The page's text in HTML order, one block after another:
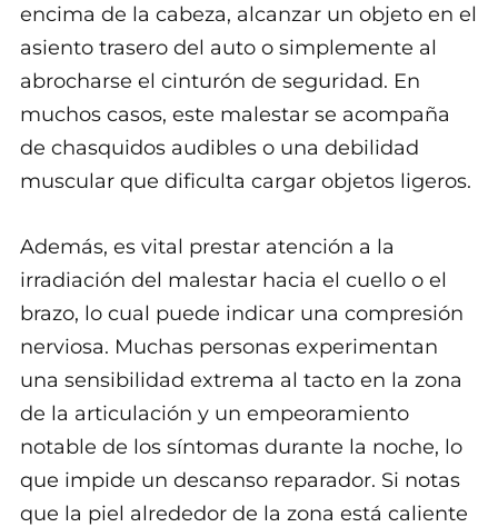
encima de la cabeza, alcanzar un objeto en el
asiento trasero del auto o simplemente al
abrocharse el cinturón de seguridad. En
muchos casos, este malestar se acompaña
de chasquidos audibles o una debilidad
muscular que dificulta cargar objetos ligeros.
Además, es vital prestar atención a la
irradiación del malestar hacia el cuello o el
brazo, lo cual puede indicar una compresión
nerviosa. Muchas personas experimentan
una sensibilidad extrema al tacto en la zona
de la articulación y un empeoramiento
notable de los síntomas durante la noche, lo
que impide un descanso reparador. Si notas
que la piel alrededor de la zona está caliente